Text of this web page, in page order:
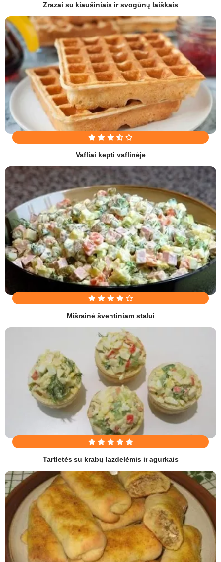
Zrazai su kiaušiniais ir svogūnų laiškais
Vafliai kepti vaflinėje
Mišrainė šventiniam stalui
Tartletės su krabų lazdelėmis ir agurkais